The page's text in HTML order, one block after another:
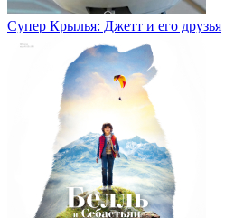
Супер Крылья: Джетт и его друзья